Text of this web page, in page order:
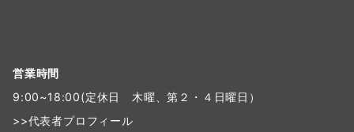
営業時間
9:00~18:00(定休日 木曜、第２・４日曜日）
>>代表者プロフィール